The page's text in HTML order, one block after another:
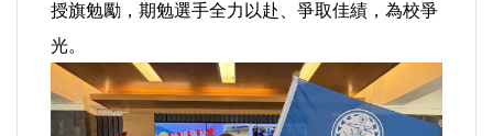
中美台
授旗勉勵，期勉選手全力以赴、爭取佳績，為校爭
光。